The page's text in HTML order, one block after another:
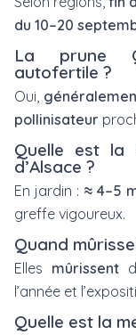
du 10–20
La prune
autofertile ?
Oui,
pollinisateur
Quelle est la
d’Alsace ?
En jardin : ≈ 4–5
greffe vigoureux.
Quand
Elles mûrissent
l’année et
Quelle est la